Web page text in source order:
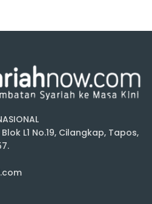
L1 No.19, Cilangkap, Tapos,